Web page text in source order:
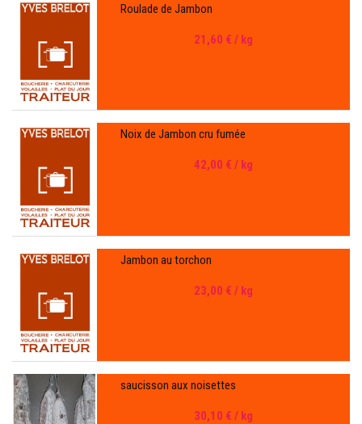
Roulade de Jambon
21,60 € / kg
Noix de Jambon cru fumée
42,00 € / kg
Jambon au torchon
23,00 € / kg
saucisson aux noisettes
30,10 € / kg